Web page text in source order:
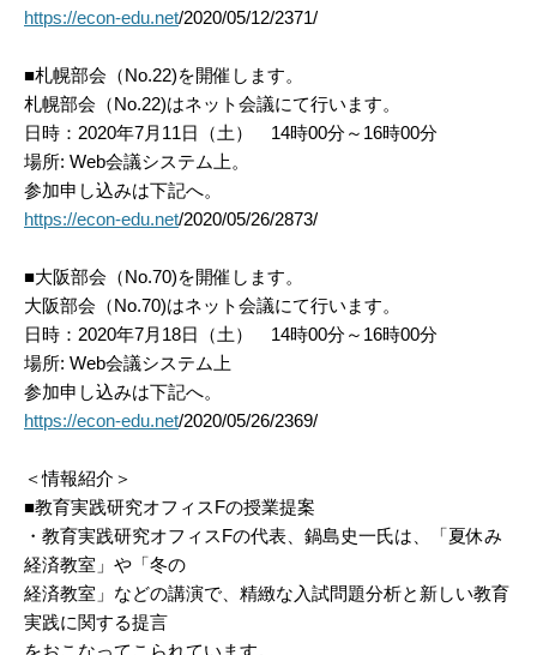
https://econ-edu.net/2020/05/12/2371/
■札幌部会（No.22)を開催します。
札幌部会（No.22)はネット会議にて行います。
日時：2020年7月11日（土） 14時00分～16時00分
場所: Web会議システム上。
参加申し込みは下記へ。
https://econ-edu.net/2020/05/26/2873/
■大阪部会（No.70)を開催します。
大阪部会（No.70)はネット会議にて行います。
日時：2020年7月18日（土） 14時00分～16時00分
場所: Web会議システム上
参加申し込みは下記へ。
https://econ-edu.net/2020/05/26/2369/
＜情報紹介＞
■教育実践研究オフィスFの授業提案
・教育実践研究オフィスFの代表、鍋島史一氏は、「夏休み
経済教室」や「冬の
経済教室」などの講演で、精緻な入試問題分析と新しい教育
実践に関する提言
をおこなってこられています。